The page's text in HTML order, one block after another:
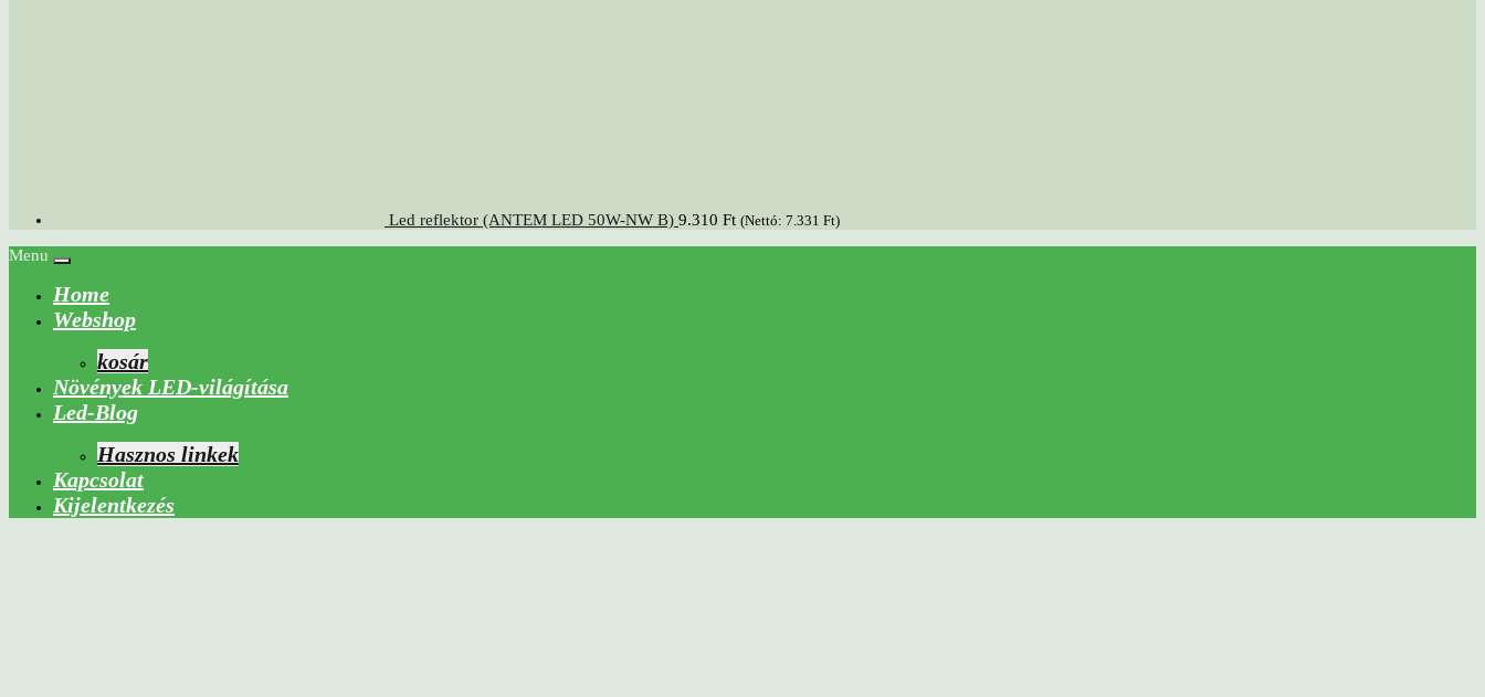
Led reflektor (ANTEM LED 50W-NW B) 9.310 Ft (Nettó: 7.331 Ft)
Menu
Home
Webshop
kosár
Növények LED-világítása
Led-Blog
Hasznos linkek
Kapcsolat
Kijelentkezés